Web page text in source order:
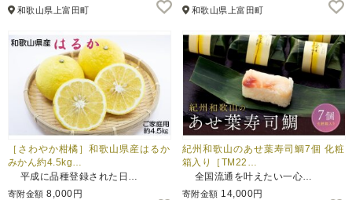
和歌山県上富田町 和歌山県上富田町
［さわやか柑橘］和歌山県産はるか
みかん約4.5kg…
平成に品種登録された日…
寄附金額 8,000円
紀州和歌山のあせ葉寿司鯛7個 化粧
箱入り［TM22…
全国流通を叶えたい一心…
寄附金額 14,000円